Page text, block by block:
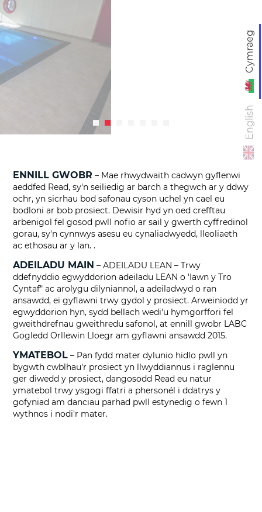
English
Cymraeg
ENNILL GWOBR – Mae rhwydwaith cadwyn gyflenwi
aeddfed Read, sy'n seiliedig ar barch a thegwch ar y ddwy
ochr, yn sicrhau bod safonau cyson uchel yn cael eu
bodloni ar bob prosiect. Dewisir hyd yn oed crefftau
arbenigol fel gosod pwll nofio ar sail y gwerth cyffredinol
gorau, sy'n cynnwys asesu eu cynaliadwyedd, lleoliaeth
ac ethosau ar y lan. .
ADEILADU MAIN – ADEILADU LEAN – Trwy
ddefnyddio egwyddorion adeiladu LEAN o 'Iawn y Tro
Cyntaf" ac arolygu dilyniannol, a adeiladwyd o ran
ansawdd, ei gyflawni trwy gydol y prosiect. Arweiniodd yr
egwyddorion hyn, sydd bellach wedi'u hymgorffori fel
gweithdrefnau gweithredu safonol, at ennill gwobr LABC
Gogledd Orllewin Lloegr am gyflawni ansawdd 2015.
YMATEBOL – Pan fydd mater dylunio hidlo pwll yn
bygwth cwblhau'r prosiect yn llwyddiannus i raglennu
ger diwedd y prosiect, dangosodd Read eu natur
ymatebol trwy ysgogi ffatri a phersonél i ddatrys y
gofyniad am danciau parhad pwll estynedig o fewn 1
wythnos i nodi'r mater.